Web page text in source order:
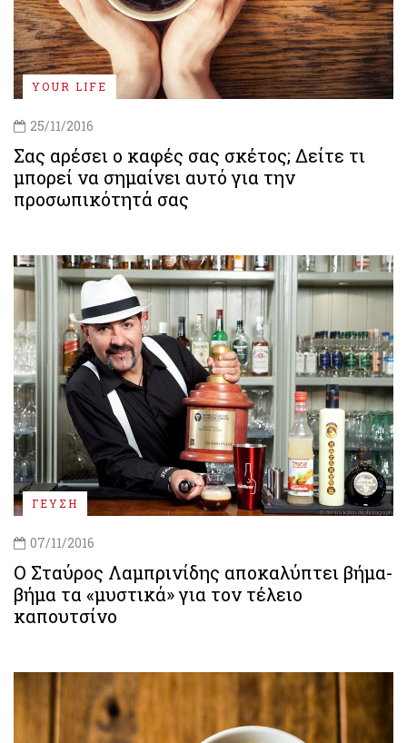
YOUR LIFE
25/11/2016
Σας αρέσει ο καφές σας σκέτος; Δείτε τι
μπορεί να σημαίνει αυτό για την
προσωπικότητά σας
ΓΕΥΣΗ
07/11/2016
Ο Σταύρος Λαμπρινίδης αποκαλύπτει βήμα-
βήμα τα «μυστικά» για τον τέλειο
καπουτσίνο